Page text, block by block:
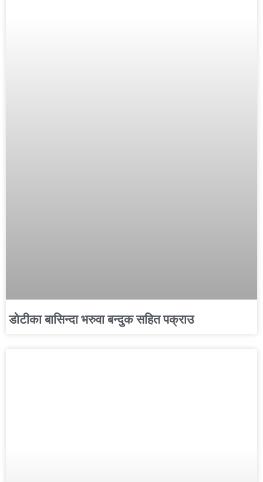
डोटीका बासिन्दा भरुवा बन्दुक सहित पक्राउ